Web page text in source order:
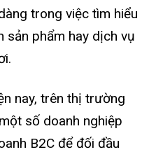
trong việc tìm hiểu
sản phẩm hay dịch vụ
nay, trên thị trường
số doanh nghiệp
B2C để đối đầu